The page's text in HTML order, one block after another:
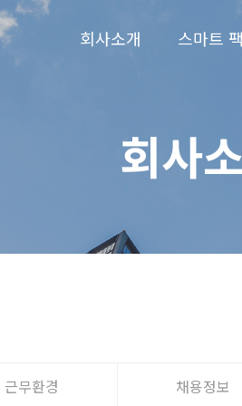
회사소개 스마트
회사
근무환경 채용정보